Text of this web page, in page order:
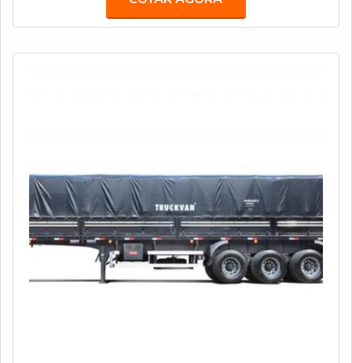
de 3 milhões de atendimentos médicos em todo País,
tais como: Exames de mamografia; Ultrassonografia;